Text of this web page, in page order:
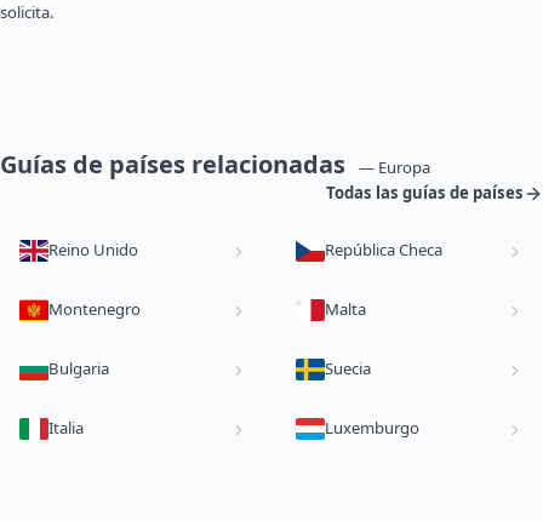
solicita.
Guías de países relacionadas
— Europa
Todas las guías de países
Reino Unido República Checa
Montenegro Malta
Bulgaria Suecia
Italia Luxemburgo